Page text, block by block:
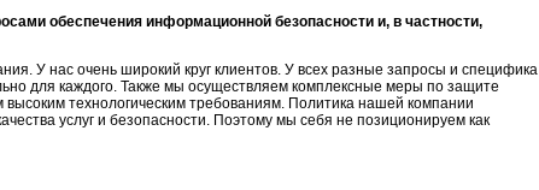
обеспечения информационной безопасности и, в частности,
У нас очень широкий круг клиентов. У всех разные запросы и специфика
для каждого. Также мы осуществляем комплексные меры по защите
технологическим требованиям. Политика нашей компании
услуг и безопасности. Поэтому мы себя не позиционируем как